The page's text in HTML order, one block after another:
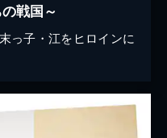
戦国～
っ子・江をヒロインに